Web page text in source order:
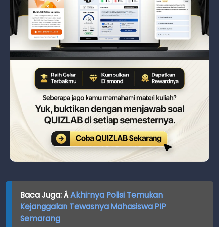
Baca Juga: ÂAkhirnya Polisi Temukan
Kejanggalan Tewasnya Mahasiswa PIP
Semarang